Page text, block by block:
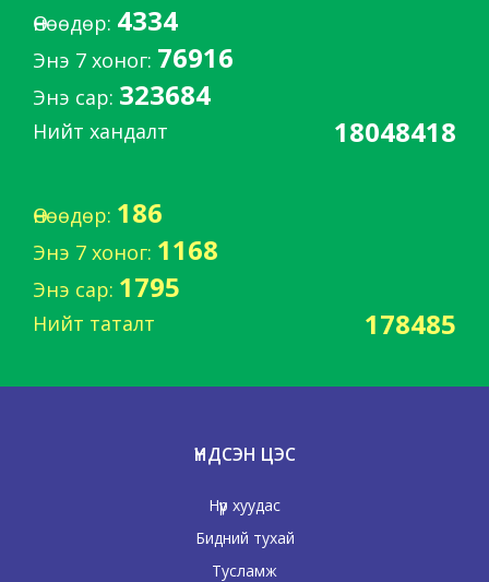
Өнөөдөр: 4334
Энэ 7 хоног: 76916
Энэ сар: 323684
Нийт хандалт 18048418
Өнөөдөр: 186
Энэ 7 хоног: 1168
Энэ сар: 1795
Нийт таталт 178485
ҮНДСЭН ЦЭС
Нүүр хуудас
Бидний тухай
Тусламж